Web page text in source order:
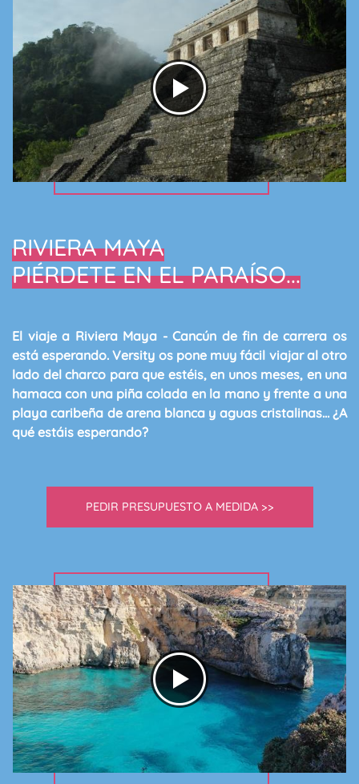
RIVIERA MAYA
PIÉRDETE EN EL PARAÍSO...
El viaje a Riviera Maya - Cancún de fin de carrera os
está esperando. Versity os pone muy fácil viajar al otro
lado del charco para que estéis, en unos meses, en una
hamaca con una piña colada en la mano y frente a una
playa caribeña de arena blanca y aguas cristalinas… ¿A
qué estáis esperando?
PEDIR PRESUPUESTO A MEDIDA >>